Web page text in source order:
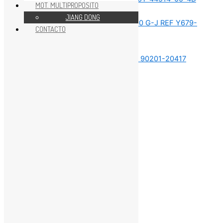
REPUESTOS MOTOR 40HP
MOT. MULTIPROPOSITO
JIANG DONG
CONTACTO